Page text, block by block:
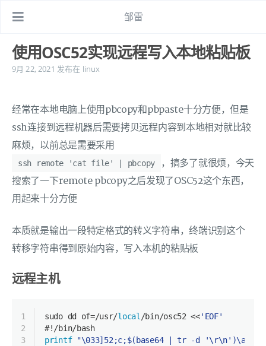
邹雷
使用OSC52实现远程写入本地粘贴板
9月 22, 2021 发布在 linux
经常在本地电脑上使用pbcopy和pbpaste十分方便，但是
ssh连接到远程机器后需要拷贝远程内容到本地相对就比较
麻烦，以前总是需要采用
ssh remote 'cat file' | pbcopy
，搞多了就很烦，今天
搜索了一下remote pbcopy之后发现了OSC52这个东西，
用起来十分方便
本质就是输出一段特定格式的转义字符串，终端识别这个
转移字符串得到原始内容，写入本机的粘贴板
远程主机
1
2
3
sudo dd of=/usr/local /bin/osc52 <<'EOF'
#!/bin/bash
printf
"\033]52;c;$(base64 | tr -d '\r\n')\a"